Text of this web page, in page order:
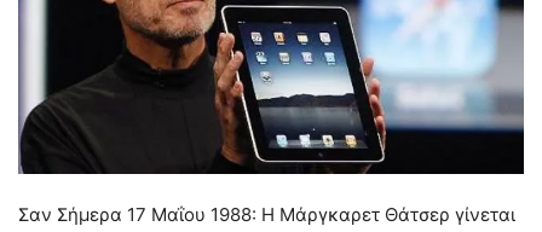
Σαν Σήμερα 17 Μαΐου 1988: Η Μάργκαρετ Θάτσερ γίνεται